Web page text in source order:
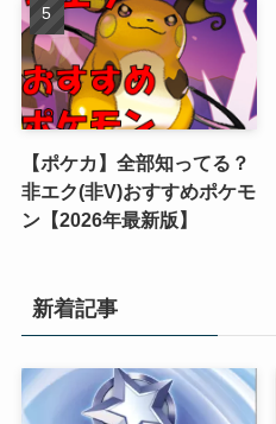
【ポケカ】全部知ってる？
非エク(非V)おすすめポケモ
ン【2026年最新版】
新着記事